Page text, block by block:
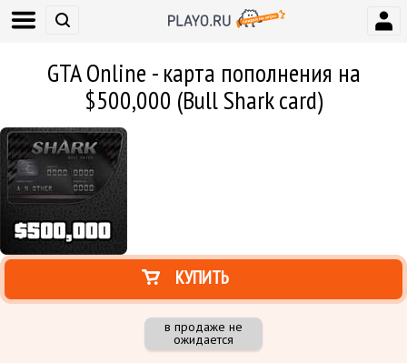
GTA Online - карта пополнения на
$500,000 (Bull Shark card)
КУПИТЬ
в продаже не
ожидается